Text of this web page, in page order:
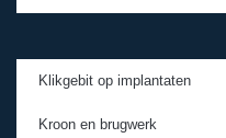
Klikgebit op implantaten
Kroon en brugwerk